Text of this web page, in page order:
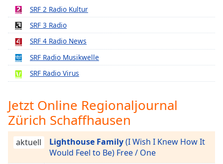
descriptions
off,
selected
Subtitles
subtitles
settings,
subtitles
settings
dialog
subtitles
off,
selected
SRF 2 Radio Kultur
SRF 3 Radio
SRF 4 Radio News
SRF Radio Musikwelle
SRF Radio Virus
Jetzt Online Regionaljournal
Zürich Schaffhausen
aktuell Lighthouse Family(I Wish I Knew How It
Would Feel to Be) Free / One